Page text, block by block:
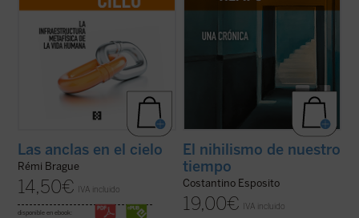
Las anclas en el cielo
Rémi Brague
14,50€ IVA incluido
disponible en ebook:
El nihilismo de nuestro
tiempo
Costantino Esposito
19,00€ IVA incluido